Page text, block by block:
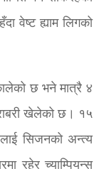
वेष्ट ह्याम लिगको
छ भने मात्रै ४
खेलेको छ। १५
सिजनको अन्त्य